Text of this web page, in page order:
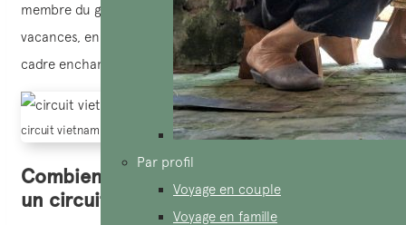
Par profil
Voyage en couple
Voyage en famille
membre du groupe de profiter pleinement de ses
vacances, en créant des souvenirs inoubliables dans un
cadre enchanteur.
circuit vietnam + extension plage cat ba
Combien de temps faut-il prévenir pour
un circuit Vietnam + extension plage ?